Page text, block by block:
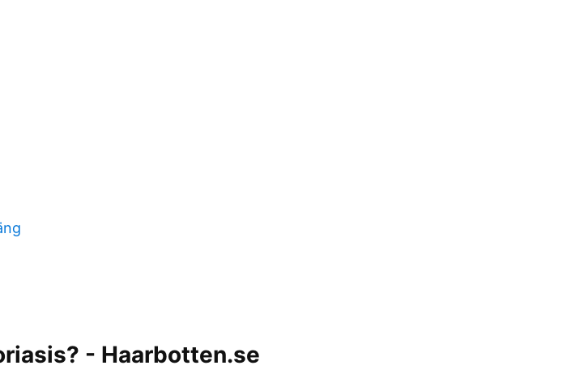
- Haarbotten.se